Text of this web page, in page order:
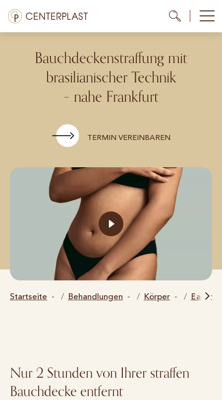
Zum
Inhalt
springen
Menü
Bauchdeckenstraffung mit
brasilianischer Technik
– nahe Frankfurt
TERMIN VEREINBAREN
Startseite Behandlungen Körper
Nur 2 Stunden von Ihrer straffen
Bauchdecke entfernt